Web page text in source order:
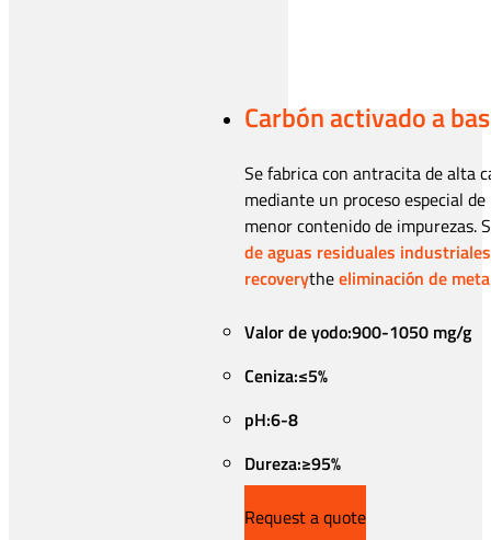
Carbón activado a
Se fabrica con antracita de alta
mediante un proceso especial
menor contenido de impurezas.
de aguas residuales industriales
recoverytheeliminación de
Valor de yodo:900-1050 mg/g
Ceniza:≤5%
pH:6-8
Dureza:≥95%
Request a quote